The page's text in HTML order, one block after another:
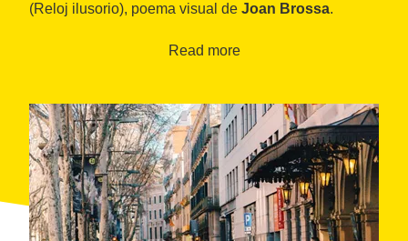
(Reloj ilusorio), poema visual de Joan Brossa.
Read more